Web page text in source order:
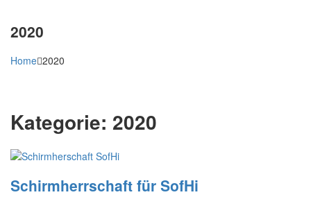
2020
Home 2020
Kategorie: 2020
Schirmherrschaft für SofHi